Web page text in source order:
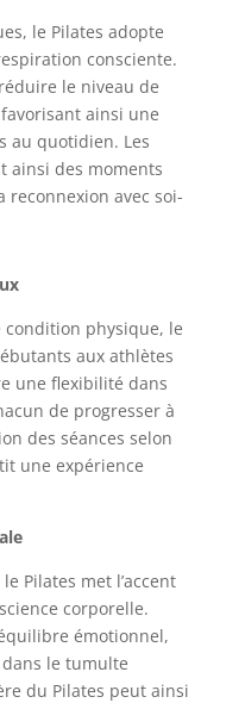
le Pilates adopte
consciente.
le niveau de
ainsi une
au quotidien. Les
ainsi des moments
reconnexion avec soi-
physique, le
aux athlètes
une flexibilité dans
de progresser à
des séances selon
une expérience
Pilates met l’accent
corporelle.
émotionnel,
le tumulte
du Pilates peut ainsi